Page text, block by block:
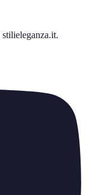
stilieleganza.it.